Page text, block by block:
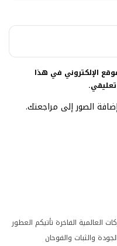
الإلكتروني في هذا
الصور إلى مراجعتك.
العالمية الفاخرة تأتيكم العطور
والثبات والفوحان